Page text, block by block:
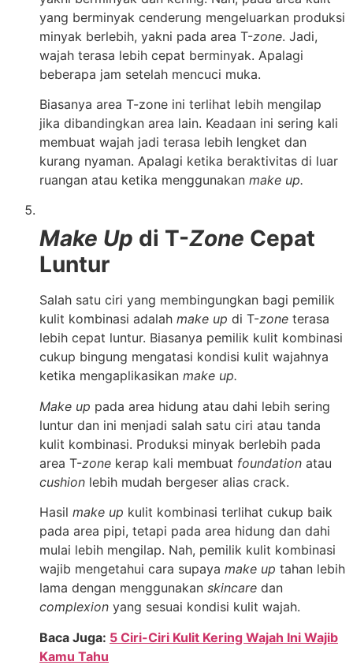
yang berminyak cenderung mengeluarkan produksi
minyak berlebih, yakni pada area T-zone. Jadi,
wajah terasa lebih cepat berminyak. Apalagi
beberapa jam setelah mencuci muka.
Biasanya area T-zone ini terlihat lebih mengilap
jika dibandingkan area lain. Keadaan ini sering kali
membuat wajah jadi terasa lebih lengket dan
kurang nyaman. Apalagi ketika beraktivitas di luar
ruangan atau ketika menggunakan make up.
Make Up di T-Zone Cepat
Luntur
Salah satu ciri yang membingungkan bagi pemilik
kulit kombinasi adalah make up di T-zone terasa
lebih cepat luntur. Biasanya pemilik kulit kombinasi
cukup bingung mengatasi kondisi kulit wajahnya
ketika mengaplikasikan make up.
Make up pada area hidung atau dahi lebih sering
luntur dan ini menjadi salah satu ciri atau tanda
kulit kombinasi. Produksi minyak berlebih pada
area T-zone kerap kali membuat foundation atau
cushion lebih mudah bergeser alias crack.
Hasil make up kulit kombinasi terlihat cukup baik
pada area pipi, tetapi pada area hidung dan dahi
mulai lebih mengilap. Nah, pemilik kulit kombinasi
wajib mengetahui cara supaya make up tahan lebih
lama dengan menggunakan skincare dan
complexion yang sesuai kondisi kulit wajah.
Baca Juga: 5 Ciri-Ciri Kulit Kering Wajah Ini Wajib
Kamu Tahu